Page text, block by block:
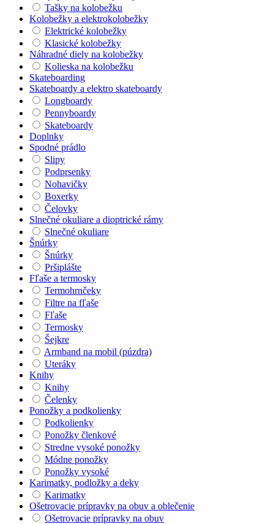
Tašky na kolobežku
Kolobežky a elektrokolobežky
Elektrické kolobežky
Klasické kolobežky
Náhradné diely na kolobežky
Kolieska na kolobežku
Skateboarding
Skateboardy a elektro skateboardy
Longboardy
Pennyboardy
Skateboardy
Doplnky
Spodné prádlo
Slipy
Podprsenky
Nohavičky
Boxerky
Čelovky
Slnečné okuliare a dioptrické rámy
Slnečné okuliare
Šnúrky
Šnúrky
Pršiplášte
Fľaše a termosky
Termohrnčeky
Filtre na fľaše
Fľaše
Termosky
Šejkre
Armband na mobil (púzdra)
Uteráky
Knihy
Knihy
Čelenky
Ponožky a podkolienky
Podkolienky
Ponožky členkové
Stredne vysoké ponožky
Módne ponožky
Ponožky vysoké
Karimatky, podložky a deky
Karimatky
Ošetrovacie prípravky na obuv a oblečenie
Ošetrovacie prípravky na obuv